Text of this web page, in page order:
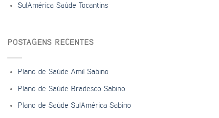
SulAmérica Saúde Tocantins
POSTAGENS RECENTES
Plano de Saúde Amil Sabino
Plano de Saúde Bradesco Sabino
Plano de Saúde SulAmérica Sabino